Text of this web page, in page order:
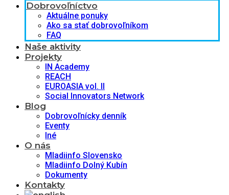
Dobrovoľníctvo
Aktuálne ponuky
Ako sa stať dobrovoľníkom
FAQ
Naše aktivity
Projekty
IN Academy
REACH
EUROASIA vol. II
Social Innovators Network
Blog
Dobrovoľnícky denník
Eventy
Iné
O nás
Mladiinfo Slovensko
Mladiinfo Dolný Kubín
Dokumenty
Kontakty